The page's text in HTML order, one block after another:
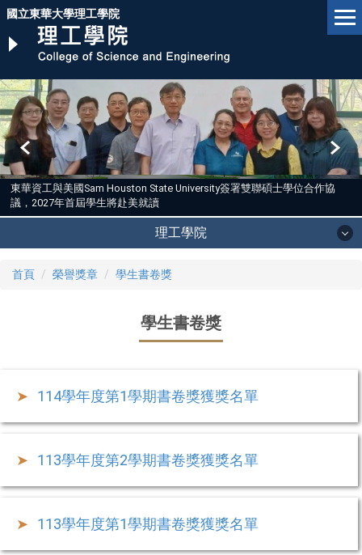
跳
主
內
容
區
國立東華大學理工學院
東華資工與美國Sam Houston State University簽署雙聯碩士學位合作協
議，2027年首屆學生將赴美就讀
理工學院
首頁 榮譽獎章 學生書卷獎
學生書卷獎
114學年度第1學期書卷獎獲獎名單
113學年度第2學期書卷獎獲獎名單
113學年度第1學期書卷獎獲獎名單